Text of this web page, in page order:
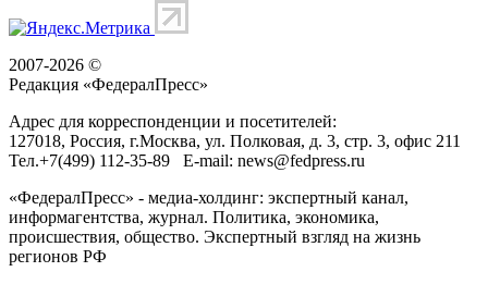
2007-2026 ©
Редакция «ФедералПресс»
Адрес для корреспонденции и посетителей:
127018, Россия, г.Москва, ул. Полковая, д. 3, стр. 3, офис 211
Тел.+7(499) 112-35-89 E-mail: news@fedpress.ru
«ФедералПресс» - медиа-холдинг: экспертный канал,
информагентства, журнал. Политика, экономика,
происшествия, общество. Экспертный взгляд на жизнь
регионов РФ